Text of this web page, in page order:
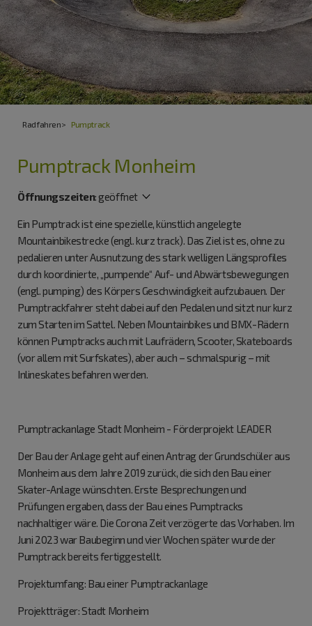
Radfahren Pumptrack
Pumptrack Monheim
Öffnungszeiten:geöffnet
Ein Pumptrack ist eine spezielle, künstlich angelegte
Mountainbikestrecke (engl. kurz track). Das Ziel ist es, ohne zu
pedalieren unter Ausnutzung des stark welligen Längsprofiles
durch koordinierte, „pumpende“ Auf- und Abwärtsbewegungen
(engl. pumping) des Körpers Geschwindigkeit aufzubauen. Der
Pumptrackfahrer steht dabei auf den Pedalen und sitzt nur kurz
zum Starten im Sattel. Neben Mountainbikes und BMX-Rädern
können Pumptracks auch mit Laufrädern, Scooter, Skateboards
(vor allem mit Surfskates), aber auch – schmalspurig – mit
Inlineskates befahren werden.
Pumptrackanlage Stadt Monheim - Förderprojekt LEADER
Der Bau der Anlage geht auf einen Antrag der Grundschüler aus
Monheim aus dem Jahre 2019 zurück, die sich den Bau einer
Skater-Anlage wünschten. Erste Besprechungen und
Prüfungen ergaben, dass der Bau eines Pumptracks
nachhaltiger wäre. Die Corona Zeit verzögerte das Vorhaben. Im
Juni 2023 war Baubeginn und vier Wochen später wurde der
Pumptrack bereits fertiggestellt.
Projektumfang: Bau einer Pumptrackanlage
Projektträger: Stadt Monheim